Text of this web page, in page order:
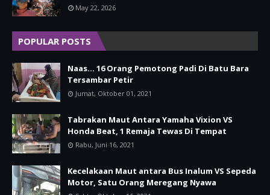
May 22, 2026
POPULAR POSTS
Naas... 16 Orang Pemotong Padi Di Batu Bara
Tersambar Petir
Jumat, Oktober 01, 2021
Tabrakan Maut Antara Yamaha Vixion VS
Honda Beat, 1 Remaja Tewas Di Tempat
Rabu, Juni 16, 2021
Kecelakaan Maut antara Bus Inalum VS Sepeda
Motor, Satu Orang Meregang Nyawa